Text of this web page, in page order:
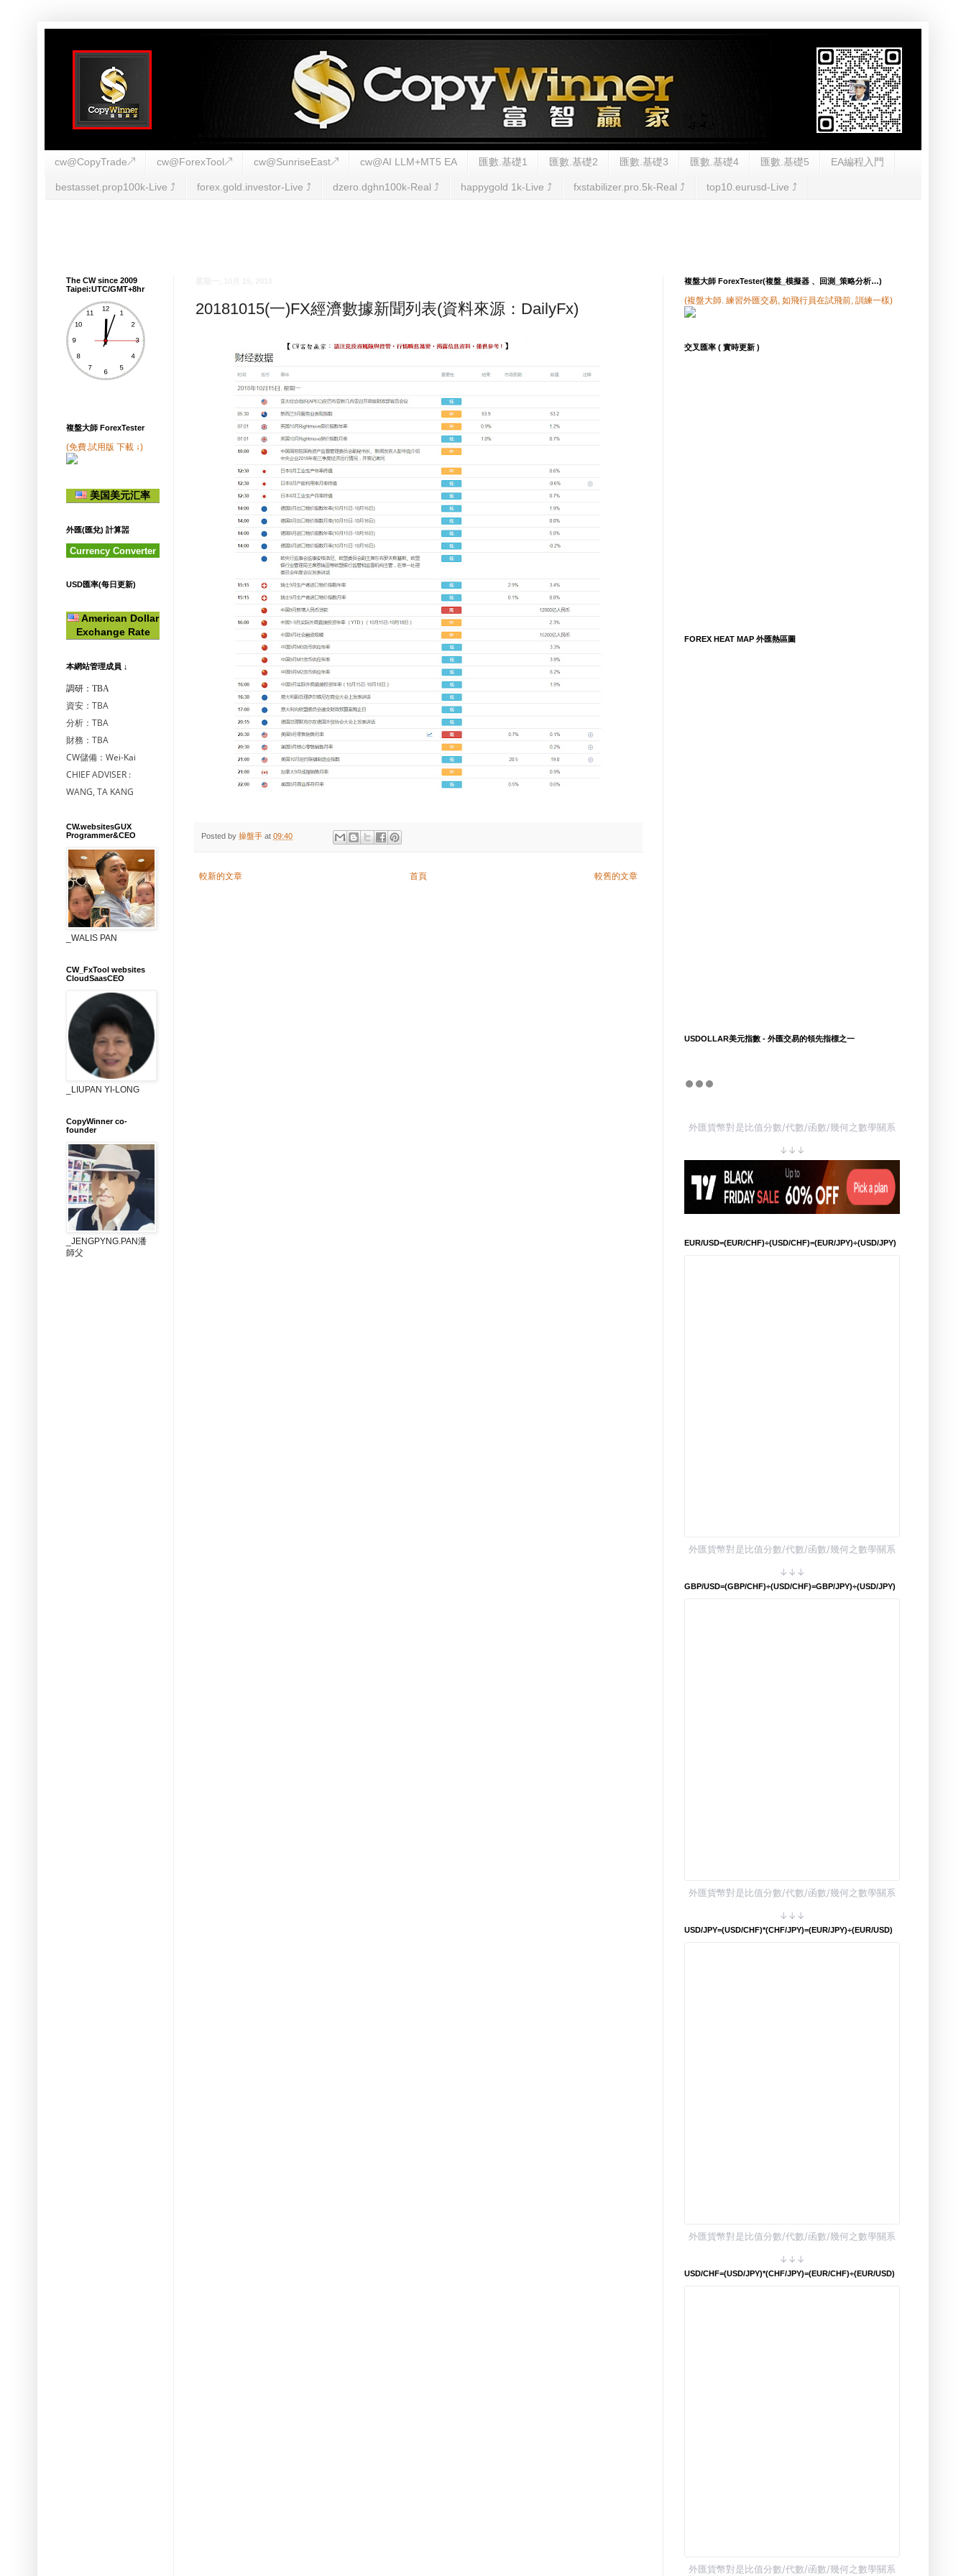
cw@CopyTrade↗ cw@ForexTool↗ cw@SunriseEast↗ cw@AI LLM+MT5 EA 匯數.基礎1 匯數.基礎2 匯數.基礎3 匯數.基礎4 匯數.基礎5 EA編程入門
bestasset.prop100k-Live ⤴︎ forex.gold.investor-Live ⤴︎ dzero.dghn100k-Real ⤴︎ happygold 1k-Live ⤴︎ fxstabilizer.pro.5k-Real ⤴︎ top10.eurusd-Live ⤴︎
20181015(一)FX經濟數據新聞列表(資料來源：DailyFx)
Posted by 操盤手 at 09:40
較新的文章 較舊的文章
首頁
The CW since 2009
Taipei:UTC/GMT+8hr
複盤大師 ForexTester
(免費.試用版 下載 ↓)
美国美元汇率
外匯(匯兌) 計算噐
Currency Converter
USD匯率(每日更新)
American Dollar
Exchange Rate
本網站管理成員 ↓
調研：TBA
資安：TBA
分析：TBA
財務：TBA
CW儲備：Wei-Kai
CHIEF ADVISER :
WANG, TA KANG
CW.websitesGUX
Programmer&CEO
_WALIS PAN
CW_FxTool websites
CloudSaasCEO
_LIUPAN YI-LONG
CopyWinner co-
founder
_JENGPYNG.PAN潘
師父
複盤大師 ForexTester(複盤_模擬器 、回測_策略分析…)
(複盤大師. 練習外匯交易, 如飛行員在試飛前, 訓練一樣)
交叉匯率 ( 實時更新 )
FOREX HEAT MAP 外匯熱區圖
USDOLLAR美元指數 - 外匯交易的領先指標之一
外匯貨幣對是比值分數/代數/函數/幾何之數學關系
↓↓↓
EUR/USD=(EUR/CHF)÷(USD/CHF)=(EUR/JPY)÷(USD/JPY)
外匯貨幣對是比值分數/代數/函數/幾何之數學關系
↓↓↓
GBP/USD=(GBP/CHF)÷(USD/CHF)=GBP/JPY)÷(USD/JPY)
外匯貨幣對是比值分數/代數/函數/幾何之數學關系
↓↓↓
USD/JPY=(USD/CHF)*(CHF/JPY)=(EUR/JPY)÷(EUR/USD)
外匯貨幣對是比值分數/代數/函數/幾何之數學關系
↓↓↓
USD/CHF=(USD/JPY)*(CHF/JPY)=(EUR/CHF)÷(EUR/USD)
外匯貨幣對是比值分數/代數/函數/幾何之數學關系